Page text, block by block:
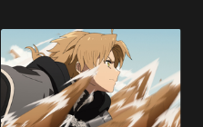
そんなある日、シルフィから告げら
れる事とは…？そしてある人物から
届く手紙の内容とは…？さらにヒト
ガミの新たな“助言”とは…！？【提
供：バンダイチャンネル】